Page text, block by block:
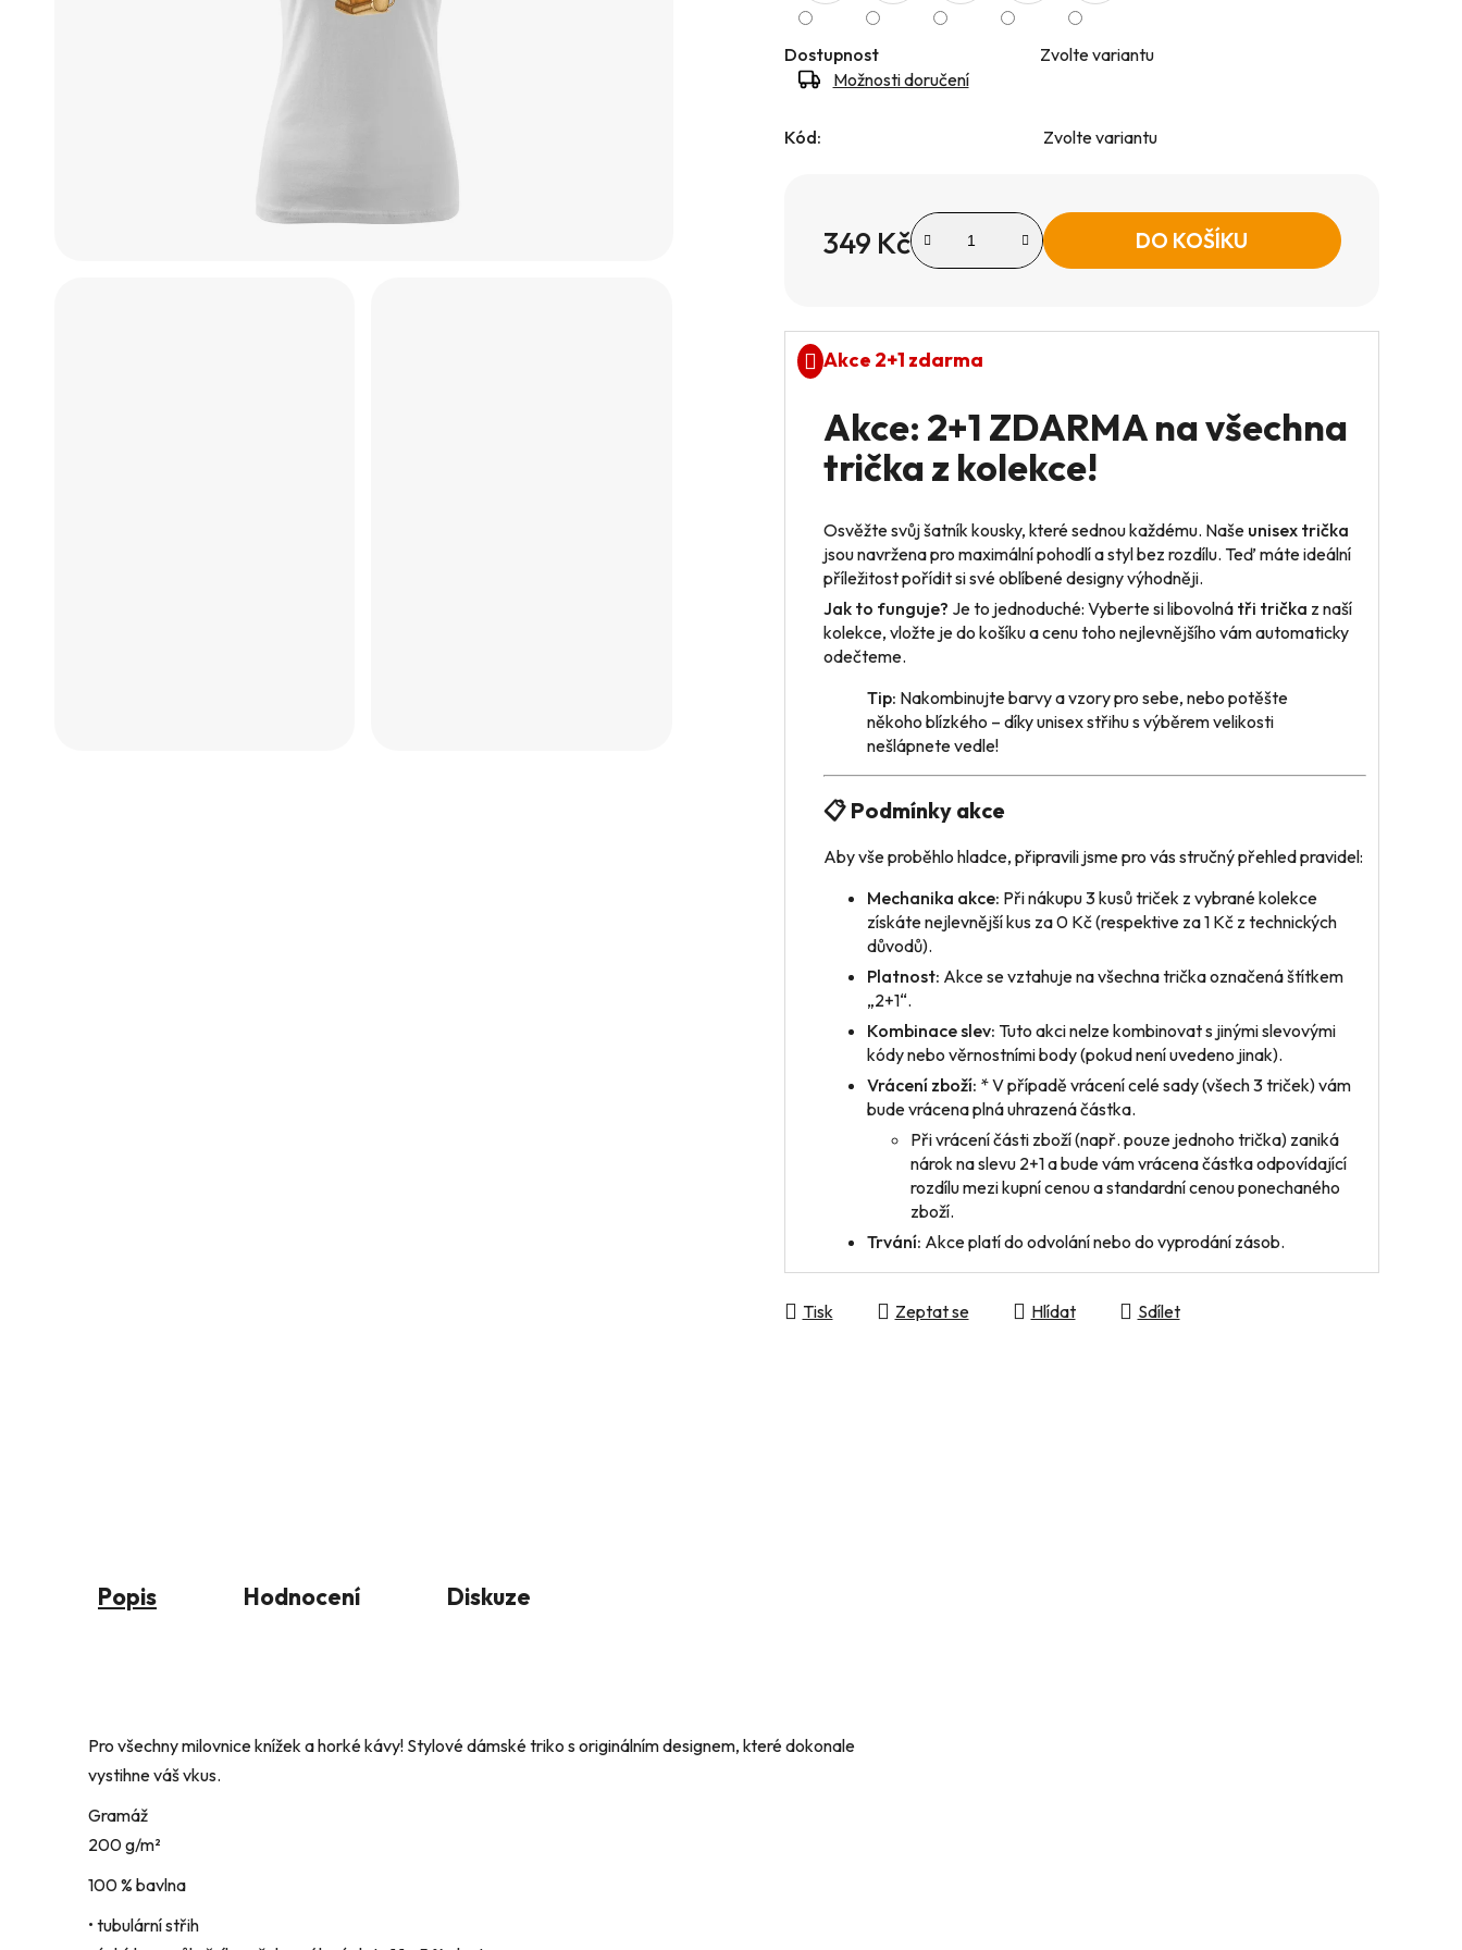
hvězdiček.
Dostupnost
Zvolte variantu
Možnosti doručení
Kód: Zvolte variantu
349 Kč DO KOŠÍKU
Akce 2+1 zdarma
Akce: 2+1 ZDARMA na všechna
trička z kolekce!
Osvěžte svůj šatník kousky, které sednou každému. Naše unisex trička
jsou navržena pro maximální pohodlí a styl bez rozdílu. Teď máte ideální
příležitost pořídit si své oblíbené designy výhodněji.
Jak to funguje? Je to jednoduché: Vyberte si libovolná tři trička z naší
kolekce, vložte je do košíku a cenu toho nejlevnějšího vám automaticky
odečteme.
Tip: Nakombinujte barvy a vzory pro sebe, nebo potěšte
někoho blízkého – díky unisex střihu s výběrem velikosti
nešlápnete vedle!
📋 Podmínky akce
Aby vše proběhlo hladce, připravili jsme pro vás stručný přehled pravidel:
Mechanika akce: Při nákupu 3 kusů triček z vybrané kolekce
získáte nejlevnější kus za 0 Kč (respektive za 1 Kč z technických
důvodů).
Platnost: Akce se vztahuje na všechna trička označená štítkem
„2+1“.
Kombinace slev: Tuto akci nelze kombinovat s jinými slevovými
kódy nebo věrnostními body (pokud není uvedeno jinak).
Vrácení zboží: * V případě vrácenícelé sady(všech 3 triček) vám
bude vrácena plná uhrazená částka.
Při vráceníčásti zboží(např. pouze jednoho trička) zaniká
nárok na slevu 2+1 a bude vám vrácena částka odpovídající
rozdílu mezi kupní cenou a standardní cenou ponechaného
zboží.
Trvání: Akce platí do odvolání nebo do vyprodání zásob.
Tisk Zeptat se Hlídat Sdílet
Popis Hodnocení Diskuze
Pro všechny milovnice knížek a horké kávy! Stylové dámské triko s originálním designem, které dokonale
vystihne váš vkus.
Gramáž
200 g/m²
100 % bavlna
• tubulární střih